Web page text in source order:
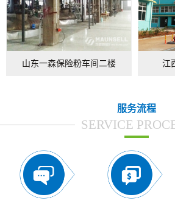
山东一森保险粉车间二楼 江
服务流程
SERVICE